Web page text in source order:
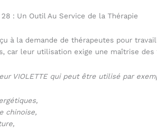
: Un Outil Au Service de la Thérapie
à la demande de thérapeutes pour
car leur utilisation exige une maîtrise des
VIOLETTE qui peut être utilisé par
chinoise,